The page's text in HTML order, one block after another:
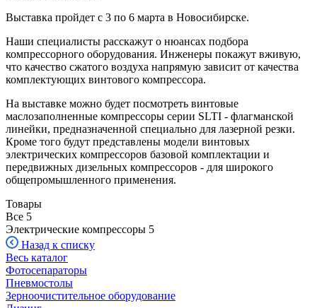
Выставка пройдет с 3 по 6 марта в Новосибирске.
Наши специалисты расскажут о нюансах подбора
компрессорного оборудования. Инженеры покажут вживую,
что качество сжатого воздуха напрямую зависит от качества
комплектующих винтового компрессора.
На выставке можно будет посмотреть винтовые
маслозаполненные компрессоры серии SLTI - флагманской
линейки, предназначенной специально для лазерной резки.
Кроме того будут представлены модели винтовых
электрических компрессоров базовой комплектации и
передвижных дизельных компрессоров - для широкого
общепромышленного применения.
Товары
Все 5
Электрические компрессоры 5
Назад к списку
Весь каталог
Фотосепараторы
Пневмостолы
Зерноочистительное оборудование